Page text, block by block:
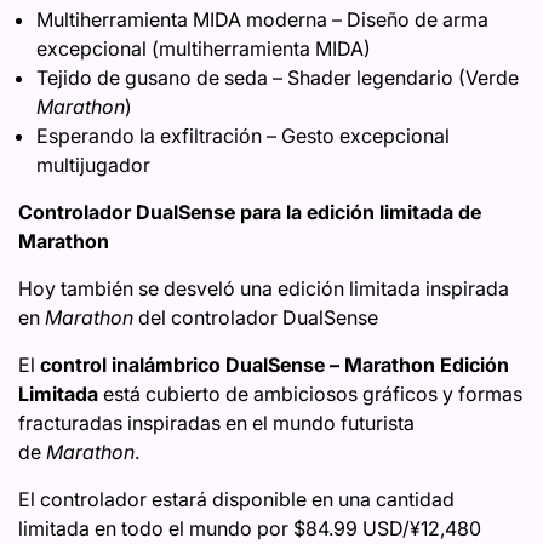
Multiherramienta MIDA moderna – Diseño de arma
excepcional (multiherramienta MIDA)
Tejido de gusano de seda – Shader legendario (Verde
Marathon)
Esperando la exfiltración – Gesto excepcional
multijugador
Controlador DualSense para la edición limitada de
Marathon
Hoy también se desveló una edición limitada inspirada
en Marathon del controlador DualSense
El control inalámbrico DualSense – Marathon Edición
Limitada está cubierto de ambiciosos gráficos y formas
fracturadas inspiradas en el mundo futurista
de Marathon.
El controlador estará disponible en una cantidad
limitada en todo el mundo por $84.99 USD/¥12,480